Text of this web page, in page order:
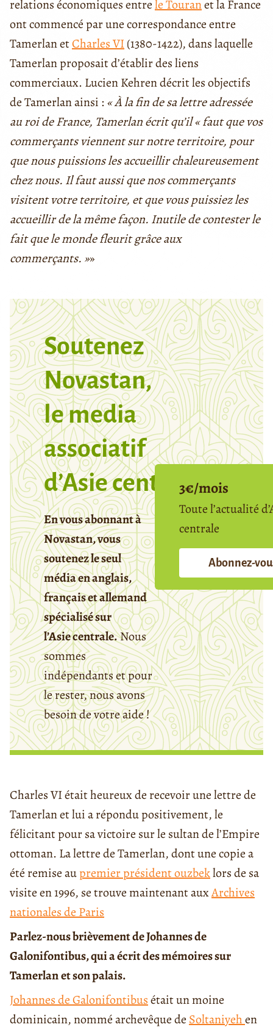
relations économiques entrele Touranet la France
ont commencé par une correspondance entre
Tamerlan etCharles VI(1380-1422), dans laquelle
Tamerlan proposait d’établir des liens
commerciaux. Lucien Kehren décrit les objectifs
de Tamerlan ainsi : « À la fin de sa lettre adressée
au roi de France, Tamerlan écrit qu’il « faut que vos
commerçants viennent sur notre territoire, pour
que nous puissions les accueillir chaleureusement
chez nous. Il faut aussi que nos commerçants
visitent votre territoire, et que vous puissiez les
accueillir de la même façon. Inutile de contester le
fait que le monde fleurit grâce aux
commerçants. »»
Soutenez
Novastan,
le media
associatif
d’Asie centrale
En vous abonnant à
Novastan, vous
soutenez le seul
média en anglais,
français et allemand
spécialisé sur
l’Asie centrale.Nous
sommes
indépendants et pour
le rester, nous avons
besoin de votre aide !
3€/mois
Toute l’actualité
centrale
Abonnez-
Charles VI était heureux de recevoir une lettre de
Tamerlan et lui a répondu positivement, le
félicitant pour sa victoire sur le sultan de l’Empire
ottoman. La lettre de Tamerlan, dont une copie a
été remise aupremier président ouzbeklors de sa
visite en 1996, se trouve maintenant auxArchives
nationales de Paris
Parlez-nous brièvement deJohannes de
Galonifontibus, qui a écrit des mémoires sur
Tamerlanet son palais.
Johannes de Galonifontibusétait un moine
dominicain, nommé archevêque de Soltaniyehen